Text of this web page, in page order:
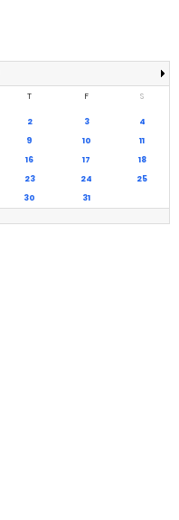
T F S
2 3
4
9 10
11
16 17
18
23 24
25
30 31